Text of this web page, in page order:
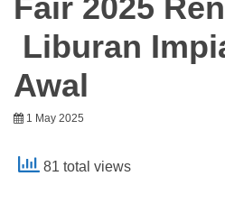
Liburan
Awal
1 May 2025
81 total views